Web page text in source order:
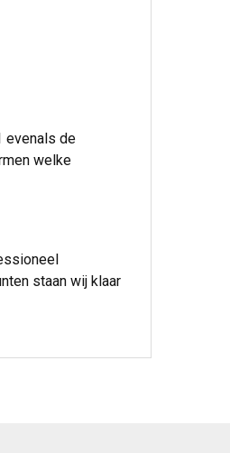
evenals de
welke
staan wij klaar